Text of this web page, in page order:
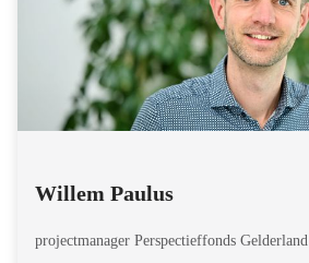
Willem Paulus
projectmanager Perspectieffonds Gelderland